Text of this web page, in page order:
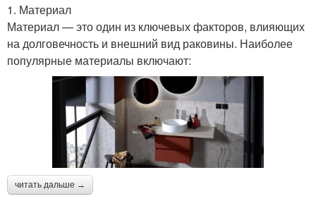
1. Материал
Материал — это один из ключевых факторов, влияющих
на долговечность и внешний вид раковины. Наиболее
популярные материалы включают:
читать дальше →